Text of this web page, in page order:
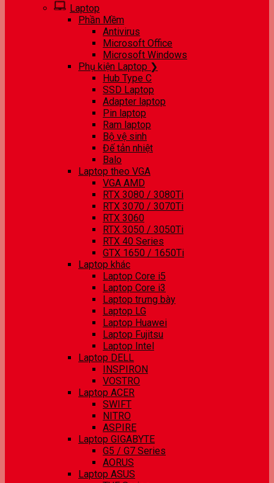
Laptop
Phần Mềm
Antivirus
Microsoft Office
Microsoft Windows
Phụ kiện Laptop ❯
Hub Type C
SSD Laptop
Adapter laptop
Pin laptop
Ram laptop
Bộ vệ sinh
Đế tản nhiệt
Balo
Laptop theo VGA
VGA AMD
RTX 3080 / 3080Ti
RTX 3070 / 3070Ti
RTX 3060
RTX 3050 / 3050Ti
RTX 40 Series
GTX 1650 / 1650Ti
Laptop khác
Laptop Core i5
Laptop Core i3
Laptop trưng bày
Laptop LG
Laptop Huawei
Laptop Fujitsu
Laptop Intel
Laptop DELL
INSPIRON
VOSTRO
Laptop ACER
SWIFT
NITRO
ASPIRE
Laptop GIGABYTE
G5 / G7 Series
AORUS
Laptop ASUS